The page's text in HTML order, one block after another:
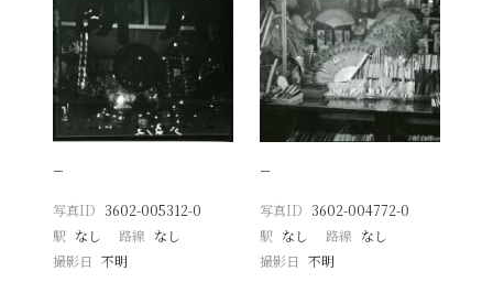
−
写真ID 3602-005312-0
駅 なし 路線 なし
撮影日
不明
−
写真ID 3602-004772-0
駅 なし 路線 なし
撮影日 不明